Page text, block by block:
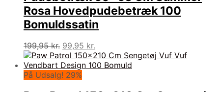
Rosa Hovedpudebetræk 100
Bomuldssatin
199,95kr. Den
oprindelige
pris
var:
99,95 kr.
aktuelle
pris
På Udsalg! 29%